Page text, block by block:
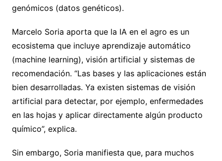
genómicos (datos genéticos).
Marcelo Soria aporta que la IA en el agro es un
ecosistema que incluye aprendizaje automático
(machine learning), visión artificial y sistemas de
recomendación. “Las bases y las aplicaciones están
bien desarrolladas. Ya existen sistemas de visión
artificial para detectar, por ejemplo, enfermedades
en las hojas y aplicar directamente algún producto
químico”, explica.
Sin embargo, Soria manifiesta que, para muchos